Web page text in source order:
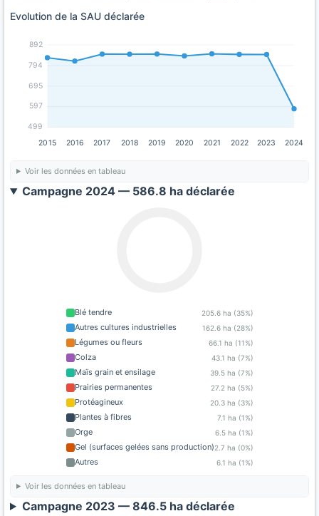
Evolution de la SAU déclarée
499
597
695
794
892
2015 2016 2017 2018 2019 2020 2021 2022 2023 2024
Voir les données en tableau
Campagne 2024 — 586.8 ha déclarée
Blé tendre 205.6 ha (35%)
Autres cultures industrielles 162.6 ha (28%)
Légumes ou fleurs 66.1 ha (11%)
Colza 43.1 ha (7%)
Maïs grain et ensilage 39.5 ha (7%)
Prairies permanentes 27.2 ha (5%)
Protéagineux 20.3 ha (3%)
Plantes à fibres 7.1 ha (1%)
Orge 6.5 ha (1%)
Gel (surfaces gelées sans production)2.7 ha (0%)
Autres 6.1 ha (1%)
Voir les données en tableau
Campagne 2023 — 846.5 ha déclarée